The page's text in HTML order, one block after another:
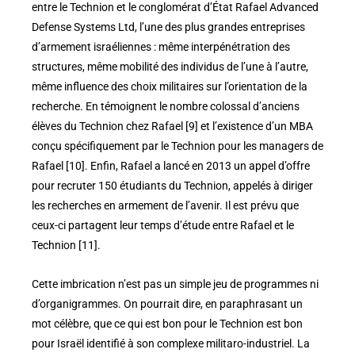
entre le Technion et le conglomérat d’État Rafael Advanced
Defense Systems Ltd, l’une des plus grandes entreprises
d’armement israéliennes : même interpénétration des
structures, même mobilité des individus de l’une à l’autre,
même influence des choix militaires sur l’orientation de la
recherche. En témoignent le nombre colossal d’anciens
élèves du Technion chez Rafael [9] et l’existence d’un MBA
conçu spécifiquement par le Technion pour les managers de
Rafael [10]. Enfin, Rafael a lancé en 2013 un appel d’offre
pour recruter 150 étudiants du Technion, appelés à diriger
les recherches en armement de l’avenir. Il est prévu que
ceux-ci partagent leur temps d’étude entre Rafael et le
Technion [11].
Cette imbrication n’est pas un simple jeu de programmes ni
d’organigrammes. On pourrait dire, en paraphrasant un
mot célèbre, que ce qui est bon pour le Technion est bon
pour Israël identifié à son complexe militaro-industriel. La